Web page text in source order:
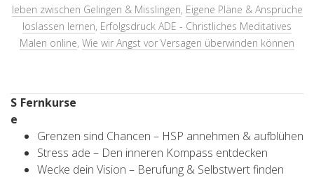
leben zwischen Gelingen & Misslingen, Eigene Pläne & Ansprüche
loslassen lernen, Erfolgsdruck ADE - Christliches Meditatives
Malen online, Wie wir Angst vor Versagen überwinden können
Fernkurse
Grenzen sind Chancen – HSP annehmen & aufblühen
Stress ade – Den inneren Kompass entdecken
Wecke dein Vision – Berufung & Selbstwert finden
S
e